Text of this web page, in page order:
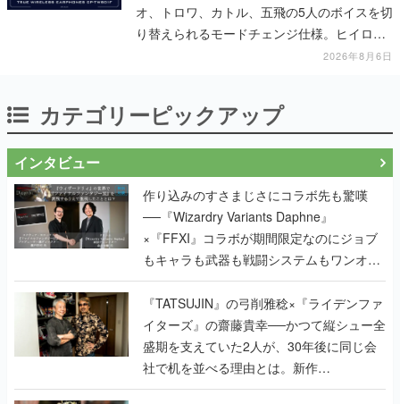
オ、トロワ、カトル、五飛の5人のボイスを切
り替えられるモードチェンジ仕様。ヒイロが
「お前を殺す」「死ぬほど痛いぞ」とささや
2026年8月6日
カテゴリーピックアップ
インタビュー
作り込みのすさまじさにコラボ先も驚嘆
──『Wizardry Variants Daphne』
×『FFXI』コラボが期間限定なのにジョブ
もキャラも武器も戦闘システムもワンオフ
で作り込まれた理由を両ディレクターに聞
く
『TATSUJIN』の弓削雅稔×『ライデンファ
イターズ』の齋藤貴幸──かつて縦シュー全
盛期を支えていた2人が、30年後に同じ会
社で机を並べる理由とは。新作
『TATSUJIN EXTREME』で初タッグを組